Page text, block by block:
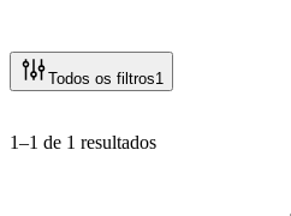
Todos os filtros1
1–1 de 1 resultados